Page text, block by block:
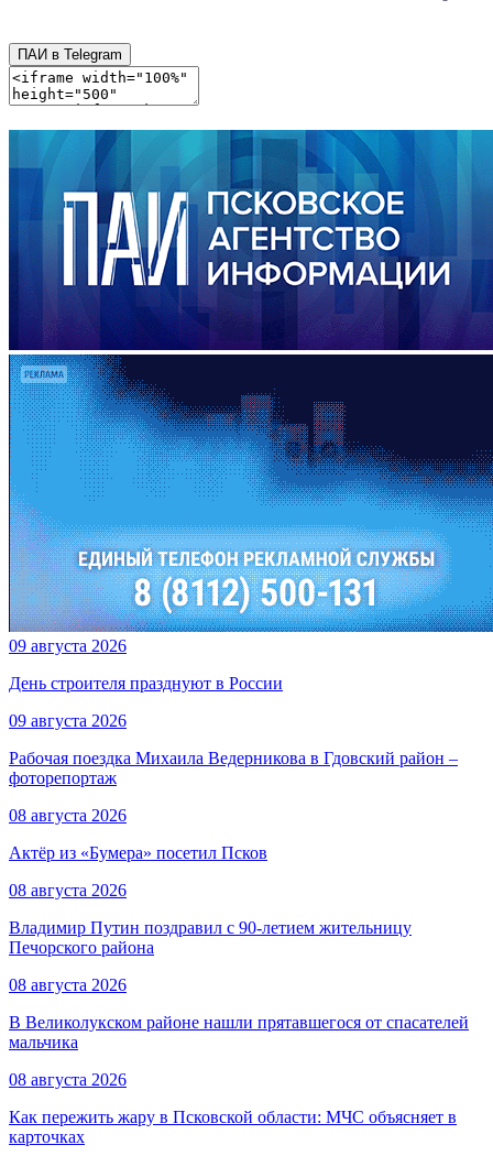
ПАИ в Telegram
09 августа 2026
День строителя празднуют в России
09 августа 2026
Рабочая поездка Михаила Ведерникова в Гдовский район –
фоторепортаж
08 августа 2026
Актёр из «Бумера» посетил Псков
08 августа 2026
Владимир Путин поздравил с 90-летием жительницу
Печорского района
08 августа 2026
В Великолукском районе нашли прятавшегося от спасателей
мальчика
08 августа 2026
Как пережить жару в Псковской области: МЧС объясняет в
карточках